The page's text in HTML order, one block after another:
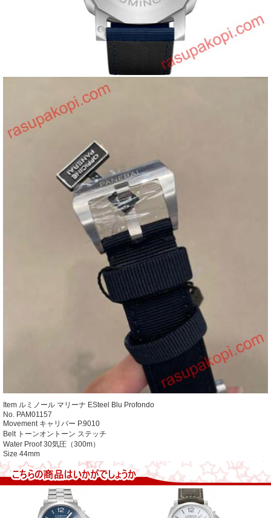
Item ルミノール マリーナ ESteel Blu Profondo
No. PAM01157
Movement キャリバー P.9010
Belt トーンオントーン ステッチ
Water Proof 30気圧（300m）
Size 44mm